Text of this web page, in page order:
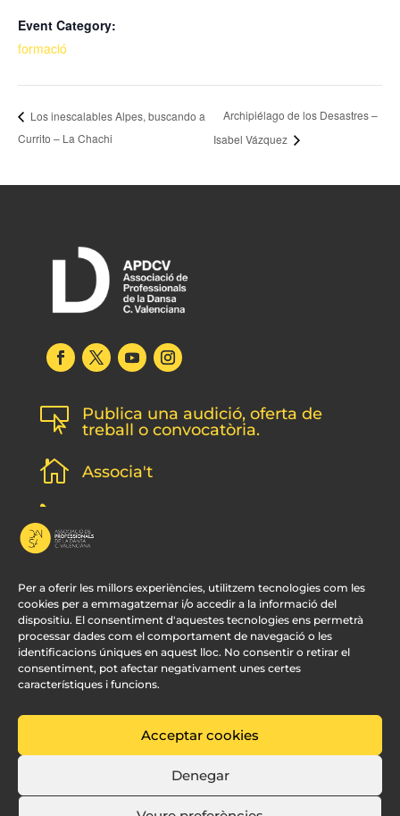
Per a oferir les millors experiències, utilitzem tecnologies com les
cookies per a emmagatzemar i/o accedir a la informació del
dispositiu. El consentiment d'aquestes tecnologies ens permetrà
processar dades com el comportament de navegació o les
identificacions úniques en aquest lloc. No consentir o retirar el
consentiment, pot afectar negativament unes certes
característiques i funcions.
Acceptar cookies
Denegar
Event Category:
formació
Los inescalables Alpes, buscando a
Currito – La Chachi
Archipiélago de los Desastres –
Isabel Vázquez

Publica una audició, oferta de
treball o convocatòria.
 Associa't
l
Disseny Web Valencia:Innobing